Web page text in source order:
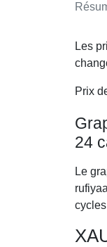
Les
Prix
24
Le